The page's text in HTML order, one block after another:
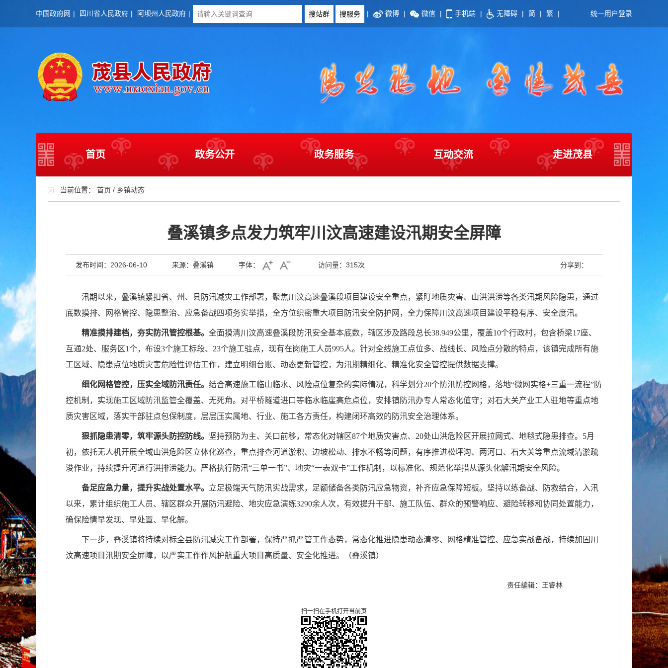
中国政府网 | 四川省人民政府 | 阿坝州人民政府 | | 微博 | 微信 | 手机端 | 无障碍 | 简 | 繁 | 统一用户登录
首页 政务公开 政务服务 互动交流 走进茂县
当前位置： 首页 / 乡镇动态
叠溪镇多点发力筑牢川汶高速建设汛期安全屏障
发布时间：2026-06-10 来源：叠溪镇 字体： 访问量： 315次 分享到：
汛期以来，叠溪镇紧扣省、州、县防汛减灾工作部署，聚焦川汶高速叠溪段项目建设安全重点，紧盯地质灾害、山洪洪涝等各类汛期风险隐患，通过
底数摸排、网格管控、隐患整治、应急备战四项务实举措，全方位织密重大项目防汛安全防护网，全力保障川汶高速项目建设平稳有序、安全度汛。
精准摸排建档，夯实防汛管控根基。 全面摸清川汶高速叠溪段防汛安全基本底数，辖区涉及路段总长38.949公里，覆盖10个行政村，包含桥梁17座、
互通2处、服务区1个，布设3个施工标段、23个施工驻点，现有在岗施工人员995人。针对全线施工点位多、战线长、风险点分散的特点，该镇完成所有施
工区域、隐患点位地质灾害危险性评估工作，建立明细台账、动态更新管控，为汛期精细化、精准化安全管控提供数据支撑。
细化网格管控，压实全域防汛责任。 结合高速施工临山临水、风险点位复杂的实际情况，科学划分20个防汛防控网格，落地“微网实格+三重一流程”防
控机制，实现施工区域防汛监管全覆盖、无死角。对平桥隧道进口等临水临崖高危点位，安排镇防汛办专人常态化值守；对石大关产业工人驻地等重点地
质灾害区域，落实干部驻点包保制度，层层压实属地、行业、施工各方责任，构建闭环高效的防汛安全治理体系。
狠抓隐患清零，筑牢源头防控防线。 坚持预防为主、关口前移，常态化对辖区87个地质灾害点、20处山洪危险区开展拉网式、地毯式隐患排查。5月
初，依托无人机开展全域山洪危险区立体化巡查，重点排查河道淤积、边坡松动、排水不畅等问题，有序推进松坪沟、两河口、石大关等重点流域清淤疏
浚作业，持续提升河道行洪排涝能力。严格执行防汛“三单一书”、地灾“一表双卡”工作机制，以标准化、规范化举措从源头化解汛期安全风险。
备足应急力量，提升实战处置水平。 立足极端天气防汛实战需求，足额储备各类防汛应急物资，补齐应急保障短板。坚持以练备战、防救结合，入汛
以来，累计组织施工人员、辖区群众开展防汛避险、地灾应急演练3290余人次，有效提升干部、施工队伍、群众的预警响应、避险转移和协同处置能力，
确保险情早发现、早处置、早化解。
下一步，叠溪镇将持续对标全县防汛减灾工作部署，保持严抓严管工作态势，常态化推进隐患动态清零、网格精准管控、应急实战备战，持续加固川
汶高速项目汛期安全屏障，以严实工作作风护航重大项目高质量、安全化推进。
（叠溪镇）
责任编辑：王睿林
扫一扫在手机打开当前页